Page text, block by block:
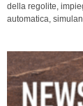
della regolite,
automatica,